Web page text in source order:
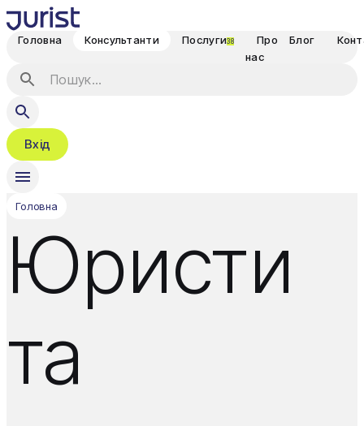
Головна Консультанти Послуги38
Про
нас
Блог
Вхід
Головна
Юристи
та